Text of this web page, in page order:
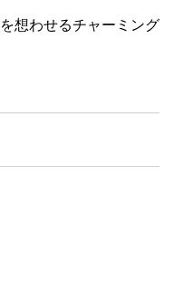
想わせるチャーミング